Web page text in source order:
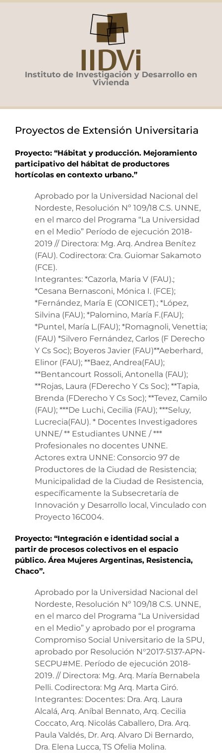
Saltar
Instituto de Investigación y Desarrollo en
Vivienda
Proyectos de Extensión Universitaria
Proyecto: “Hábitat y producción. Mejoramiento
participativo del hábitat de productores
hortícolas en contexto urbano.”
Aprobado por la Universidad Nacional del
Nordeste, Resolución Nº 109/18 C.S. UNNE,
en el marco del Programa “La Universidad
en el Medio” Período de ejecución 2018-
2019 // Directora: Mg. Arq. Andrea Benítez
(FAU). Codirectora: Cra. Guiomar Sakamoto
(FCE).
Integrantes: *Cazorla, Maria V (FAU).;
*Cesana Bernasconi, Mónica I. (FCE);
*Fernández, María E (CONICET).; *López,
Silvina (FAU); *Palomino, María F.(FAU);
*Puntel, María L.(FAU); *Romagnoli, Venettia;
(FAU) *Silvero Fernández, Carlos (F Derecho
Y Cs Soc); Boyeros Javier (FAU)**Aeberhard,
Elinor (FAU); **Baez, Andrea(FAU);
**Bentancourt Rossoli, Antonella (FAU);
**Rojas, Laura (FDerecho Y Cs Soc); **Tapia,
Brenda (FDerecho Y Cs Soc); **Tevez, Camilo
(FAU); ***De Luchi, Cecilia (FAU); ***Seluy,
Lucrecia(FAU). * Docentes Investigadores
UNNE/ ** Estudiantes UNNE / ***
Profesionales no docentes UNNE.
Actores extra UNNE: Consorcio 97 de
Productores de la Ciudad de Resistencia;
Municipalidad de la Ciudad de Resistencia,
específicamente la Subsecretaría de
Innovación y Desarrollo local, Vinculado con
Proyecto 16C004.
Proyecto: “Integración e identidad social a
partir de procesos colectivos en el espacio
público. Área Mujeres Argentinas, Resistencia,
Chaco”.
Aprobado por la Universidad Nacional del
Nordeste, Resolución Nº 109/18 C.S. UNNE,
en el marco del Programa “La Universidad
en el Medio” y aprobado por el programa
Compromiso Social Universitario de la SPU,
aprobado por Resolución N°2017-5137-APN-
SECPU#ME. Período de ejecución 2018-
2019. // Directora: Mg. Arq. María Bernabela
Pelli. Codirectora: Mg Arq. Marta Giró.
Integrantes: Docentes: Dra. Arq. Laura
Alcalá, Arq. Aníbal Bennato, Arq. Cecilia
Coccato, Arq. Nicolás Caballero, Dra. Arq.
Paula Valdés, Dr. Arq. Alvaro Di Bernardo,
Dra. Elena Lucca, TS Ofelia Molina.